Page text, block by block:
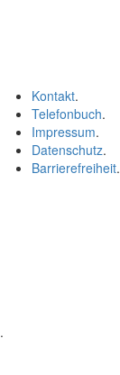
Kontakt.
Telefonbuch.
Impressum.
Datenschutz.
Barrierefreiheit.
.